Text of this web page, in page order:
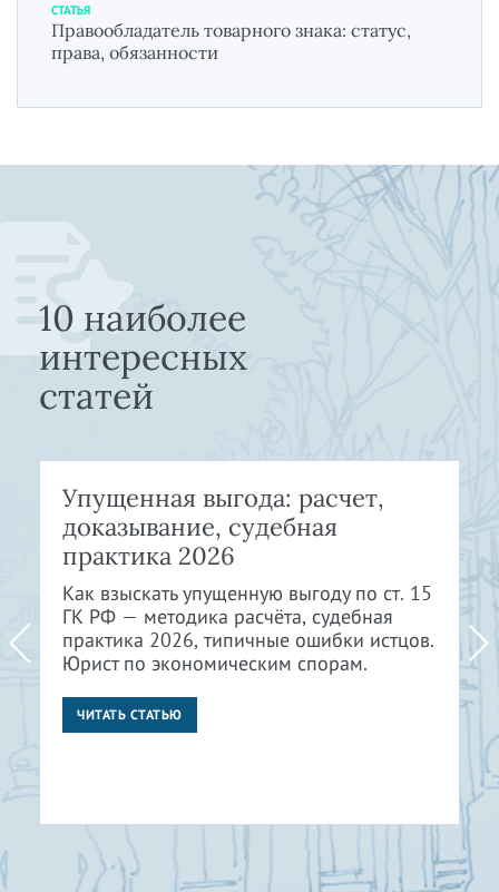
СТАТЬЯ
Правообладатель товарного знака: статус,
права, обязанности
10 наиболее
интересных
статей
Упущенная выгода: расчет,
доказывание, судебная
практика 2026
Как взыскать упущенную выгоду по ст. 15
ГК РФ — методика расчёта, судебная
практика 2026, типичные ошибки истцов.
Юрист по экономическим спорам.
ЧИТАТЬ СТАТЬЮ